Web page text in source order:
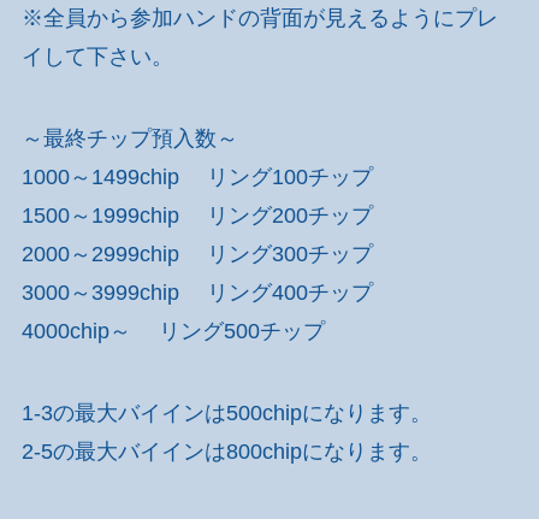
※全員から参加ハンドの背面が見えるようにプレ
イして下さい。
～最終チップ預入数～
1000～1499chip リング100チップ
1500～1999chip リング200チップ
2000～2999chip リング300チップ
3000～3999chip リング400チップ
4000chip～ リング500チップ
1-3の最大バイインは500chipになります。
2-5の最大バイインは800chipになります。